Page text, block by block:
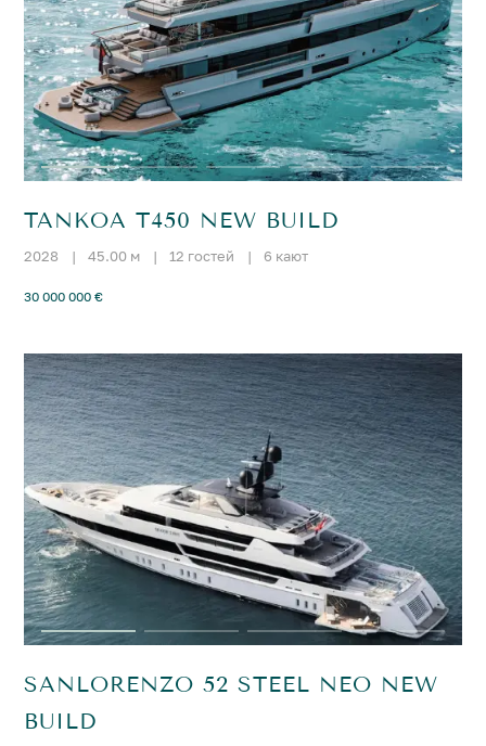
TANKOA T450 NEW BUILD
2028 | 45.00 м | 12 гостей | 6 кают
30 000 000 €
SANLORENZO 52 STEEL NEO NEW
BUILD